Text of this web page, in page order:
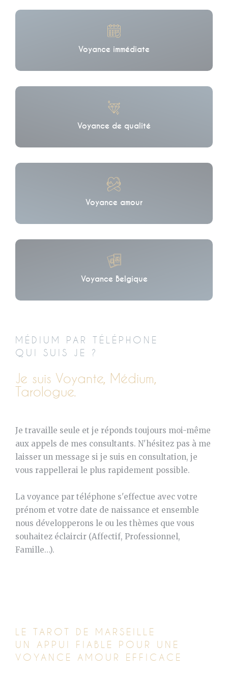
Voyance immédiate
Voyance de qualité
Voyance amour
Voyance Belgique
MÉDIUM PAR TÉLÉPHONE
QUI SUIS JE ?
Je suis Voyante, Médium,
Tarologue.
Je travaille seule et je réponds toujours moi-même
aux appels de mes consultants. N'hésitez pas à me
laisser un message si je suis en consultation, je
vous rappellerai le plus rapidement possible.
La voyance par téléphone s'effectue avec votre
prénom et votre date de naissance et ensemble
nous développerons le ou les thèmes que vous
souhaitez éclaircir (Affectif, Professionnel,
Famille…).
LE TAROT DE MARSEILLE
UN APPUI FIABLE POUR UNE
VOYANCE AMOUR EFFICACE